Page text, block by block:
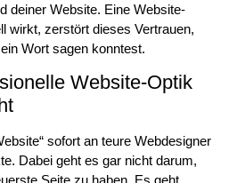
deiner Website. Eine Website-
wirkt, zerstört dieses Vertrauen,
Wort sagen konntest.
Website-Optik
sofort an teure Webdesigner
Dabei geht es gar nicht darum,